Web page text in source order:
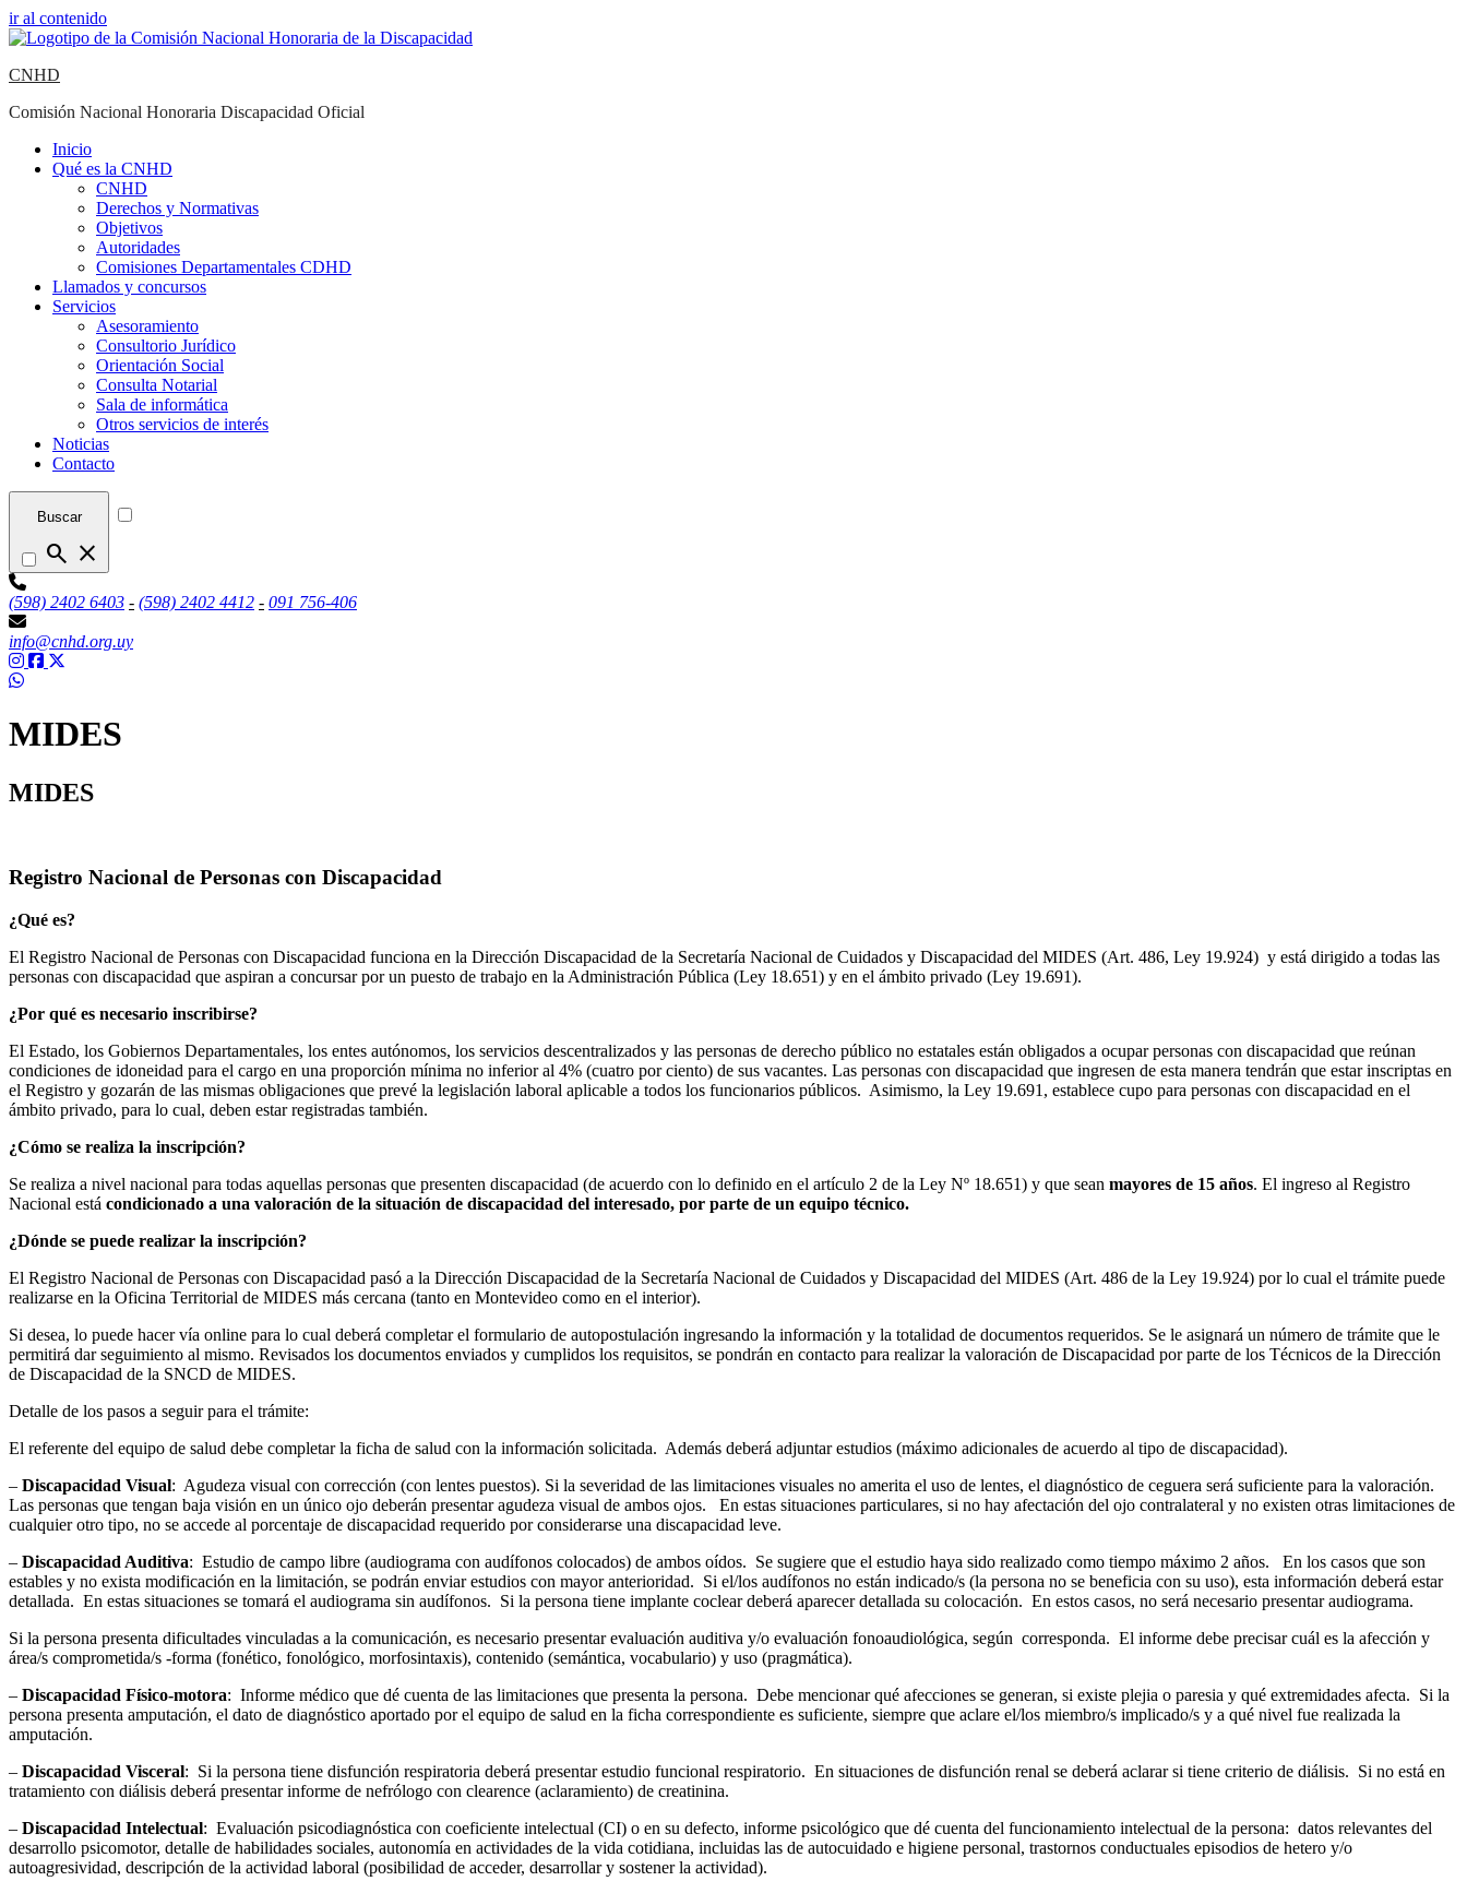
ir al contenido
CNHD
Comisión Nacional Honoraria Discapacidad Oficial
Inicio
Qué es la CNHD
CNHD
Derechos y Normativas
Objetivos
Autoridades
Comisiones Departamentales CDHD
Llamados y concursos
Servicios
Asesoramiento
Consultorio Jurídico
Orientación Social
Consulta Notarial
Sala de informática
Otros servicios de interés
Noticias
Contacto
Buscar
search close
(598) 2402 6403 - (598) 2402 4412 - 091 756-406
info@cnhd.org.uy
MIDES
MIDES
Registro Nacional de Personas con Discapacidad
¿Qué es?
El Registro Nacional de Personas con Discapacidad funciona en la Dirección Discapacidad de la Secretaría Nacional de Cuidados y Discapacidad del MIDES (Art. 486, Ley 19.924) y está dirigido a todas las
personas con discapacidad que aspiran a concursar por un puesto de trabajo en la Administración Pública (Ley 18.651) y en el ámbito privado (Ley 19.691).
¿Por qué es necesario inscribirse?
El Estado, los Gobiernos Departamentales, los entes autónomos, los servicios descentralizados y las personas de derecho público no estatales están obligados a ocupar personas con discapacidad que reúnan
condiciones de idoneidad para el cargo en una proporción mínima no inferior al 4% (cuatro por ciento) de sus vacantes. Las personas con discapacidad que ingresen de esta manera tendrán que estar inscriptas en
el Registro y gozarán de las mismas obligaciones que prevé la legislación laboral aplicable a todos los funcionarios públicos. Asimismo, la Ley 19.691, establece cupo para personas con discapacidad en el
ámbito privado, para lo cual, deben estar registradas también.
¿Cómo se realiza la inscripción?
Se realiza a nivel nacional para todas aquellas personas que presenten discapacidad (de acuerdo con lo definido en el artículo 2 de la Ley Nº 18.651) y que sean mayores de 15 años. El ingreso al Registro
Nacional está condicionado a una valoración de la situación de discapacidad del interesado, por parte de un equipo técnico.
¿Dónde se puede realizar la inscripción?
El Registro Nacional de Personas con Discapacidad pasó a la Dirección Discapacidad de la Secretaría Nacional de Cuidados y Discapacidad del MIDES (Art. 486 de la Ley 19.924) por lo cual el trámite puede
realizarse en la Oficina Territorial de MIDES más cercana (tanto en Montevideo como en el interior).
Si desea, lo puede hacer vía online para lo cual deberá completar el formulario de autopostulación ingresando la información y la totalidad de documentos requeridos. Se le asignará un número de trámite que le
permitirá dar seguimiento al mismo. Revisados los documentos enviados y cumplidos los requisitos, se pondrán en contacto para realizar la valoración de Discapacidad por parte de los Técnicos de la Dirección
de Discapacidad de la SNCD de MIDES.
Detalle de los pasos a seguir para el trámite:
El referente del equipo de salud debe completar la ficha de salud con la información solicitada. Además deberá adjuntar estudios (máximo adicionales de acuerdo al tipo de discapacidad).
– Discapacidad Visual: Agudeza visual con corrección (con lentes puestos). Si la severidad de las limitaciones visuales no amerita el uso de lentes, el diagnóstico de ceguera será suficiente para la valoración.
Las personas que tengan baja visión en un único ojo deberán presentar agudeza visual de ambos ojos. En estas situaciones particulares, si no hay afectación del ojo contralateral y no existen otras limitaciones de
cualquier otro tipo, no se accede al porcentaje de discapacidad requerido por considerarse una discapacidad leve.
– Discapacidad Auditiva: Estudio de campo libre (audiograma con audífonos colocados) de ambos oídos. Se sugiere que el estudio haya sido realizado como tiempo máximo 2 años. En los casos que son
estables y no exista modificación en la limitación, se podrán enviar estudios con mayor anterioridad. Si el/los audífonos no están indicado/s (la persona no se beneficia con su uso), esta información deberá estar
detallada. En estas situaciones se tomará el audiograma sin audífonos. Si la persona tiene implante coclear deberá aparecer detallada su colocación. En estos casos, no será necesario presentar audiograma.
Si la persona presenta dificultades vinculadas a la comunicación, es necesario presentar evaluación auditiva y/o evaluación fonoaudiológica, según corresponda. El informe debe precisar cuál es la afección y
área/s comprometida/s -forma (fonético, fonológico, morfosintaxis), contenido (semántica, vocabulario) y uso (pragmática).
– Discapacidad Físico-motora: Informe médico que dé cuenta de las limitaciones que presenta la persona. Debe mencionar qué afecciones se generan, si existe plejia o paresia y qué extremidades afecta. Si la
persona presenta amputación, el dato de diagnóstico aportado por el equipo de salud en la ficha correspondiente es suficiente, siempre que aclare el/los miembro/s implicado/s y a qué nivel fue realizada la
amputación.
– Discapacidad Visceral: Si la persona tiene disfunción respiratoria deberá presentar estudio funcional respiratorio. En situaciones de disfunción renal se deberá aclarar si tiene criterio de diálisis. Si no está en
tratamiento con diálisis deberá presentar informe de nefrólogo con clearence (aclaramiento) de creatinina.
– Discapacidad Intelectual: Evaluación psicodiagnóstica con coeficiente intelectual (CI) o en su defecto, informe psicológico que dé cuenta del funcionamiento intelectual de la persona: datos relevantes del
desarrollo psicomotor, detalle de habilidades sociales, autonomía en actividades de la vida cotidiana, incluidas las de autocuidado e higiene personal, trastornos conductuales episodios de hetero y/o
autoagresividad, descripción de la actividad laboral (posibilidad de acceder, desarrollar y sostener la actividad).